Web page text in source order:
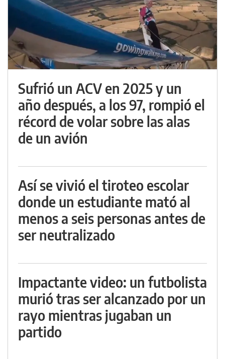
Sufrió un ACV en 2025 y un
año después, a los 97, rompió el
récord de volar sobre las alas
de un avión
Así se vivió el tiroteo escolar
donde un estudiante mató al
menos a seis personas antes de
ser neutralizado
Impactante video: un futbolista
murió tras ser alcanzado por un
rayo mientras jugaban un
partido